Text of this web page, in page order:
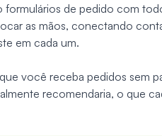
formulários de pedido com
as mãos, conectando
em cada um.
você receba pedidos sem
recomendaria, o que